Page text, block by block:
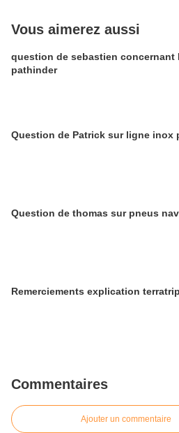
Vous aimerez aussi
question de sebastien concernant
pathinder
Question de Patrick sur ligne inox
Question de thomas sur pneus
Remerciements explication terratrip
Commentaires
Ajouter un commentaire